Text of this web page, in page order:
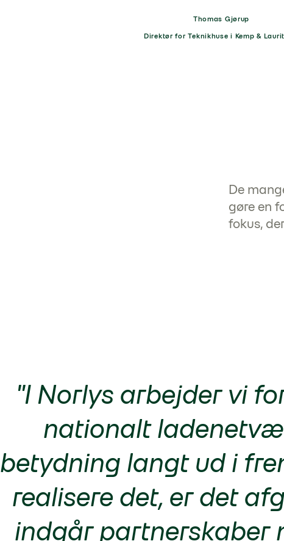
Thomas Gjørup
Direktør for Teknikhuse i Kemp &
De
gøre en
fokus,
"I Norlys arbejder vi
nationalt
betydning langt ud i
realisere det, er det
indgår partnerskaber